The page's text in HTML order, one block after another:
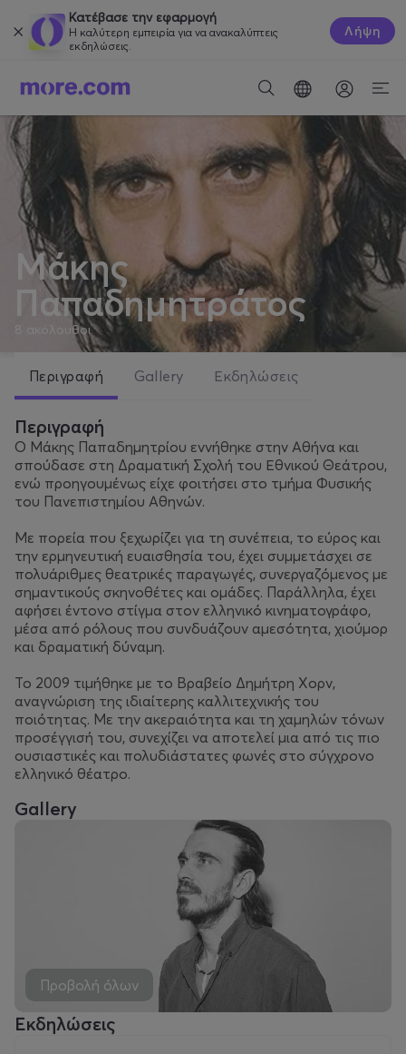
Κατέβασε την εφαρμογή
Η καλύτερη εμπειρία για να ανακαλύπτεις
εκδηλώσεις.
Λήψη
Μάκης
Παπαδημητράτος
ακόλουθοι
Περιγραφή Gallery Εκδηλώσεις
Περιγραφή
Ο Μάκης Παπαδημητρίου εννήθηκε στην Αθήνα και
σπούδασε στη Δραματική Σχολή του Εθνικού Θεάτρου,
ενώ προηγουμένως είχε φοιτήσει στο τμήμα Φυσικής
του Πανεπιστημίου Αθηνών.
Με πορεία που ξεχωρίζει για τη συνέπεια, το εύρος και
την ερμηνευτική ευαισθησία του, έχει συμμετάσχει σε
πολυάριθμες θεατρικές παραγωγές, συνεργαζόμενος με
σημαντικούς σκηνοθέτες και ομάδες. Παράλληλα, έχει
αφήσει έντονο στίγμα στον ελληνικό κινηματογράφο,
μέσα από ρόλους που συνδυάζουν αμεσότητα, χιούμορ
και δραματική δύναμη.
Το 2009 τιμήθηκε με το Βραβείο Δημήτρη Χορν,
αναγνώριση της ιδιαίτερης καλλιτεχνικής του
ποιότητας. Με την ακεραιότητα και τη χαμηλών τόνων
προσέγγισή του, συνεχίζει να αποτελεί μια από τις πιο
ουσιαστικές και πολυδιάστατες φωνές στο σύγχρονο
ελληνικό θέατρο.
Gallery
Προβολή όλων
Εκδηλώσεις